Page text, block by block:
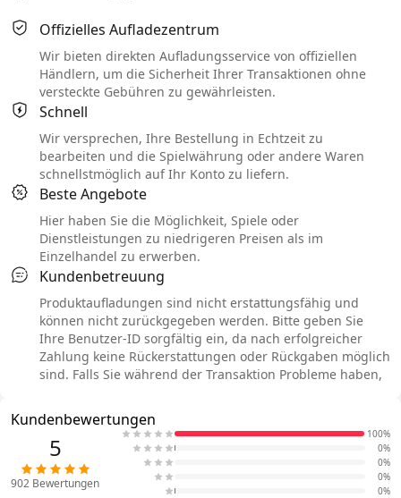
Offizielles Aufladezentrum
Wir bieten direkten Aufladungsservice von offiziellen
Händlern, um die Sicherheit Ihrer Transaktionen ohne
versteckte Gebühren zu gewährleisten.
Schnell
Wir versprechen, Ihre Bestellung in Echtzeit zu
bearbeiten und die Spielwährung oder andere Waren
schnellstmöglich auf Ihr Konto zu liefern.
Beste Angebote
Hier haben Sie die Möglichkeit, Spiele oder
Dienstleistungen zu niedrigeren Preisen als im
Einzelhandel zu erwerben.
Kundenbetreuung
Produktaufladungen sind nicht erstattungsfähig und
können nicht zurückgegeben werden. Bitte geben Sie
Ihre Benutzer-ID sorgfältig ein, da nach erfolgreicher
Zahlung keine Rückerstattungen oder Rückgaben möglich
sind. Falls Sie während der Transaktion Probleme haben,
Kundenbewertungen
5
902 Bewertungen
100%
0%
0%
0%
0%